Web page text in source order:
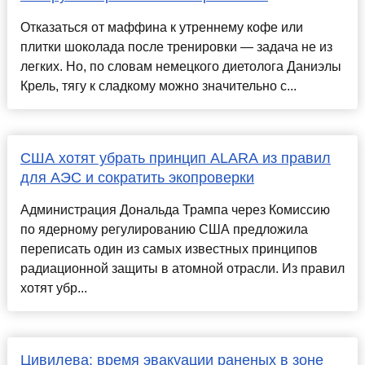
Отказаться от маффина к утреннему кофе или
плитки шоколада после тренировки — задача не из
легких. Но, по словам немецкого диетолога Даниэлы
Крель, тягу к сладкому можно значительно с...
США хотят убрать принцип ALARA из правил
для АЭС и сократить экопроверки
Администрация Дональда Трампа через Комиссию
по ядерному регулированию США предложила
переписать один из самых известных принципов
радиационной защиты в атомной отрасли. Из правил
хотят убр...
Цивилева: время эвакуации раненых в зоне